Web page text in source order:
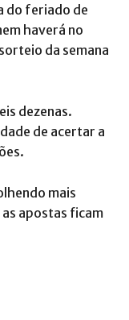
do feriado de
haverá no
da semana
dezenas.
de acertar a
mais
as apostas ficam